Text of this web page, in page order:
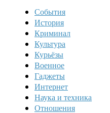
События
История
Криминал
Культура
Курьёзы
Военное
Гаджеты
Интернет
Наука и техника
Отношения